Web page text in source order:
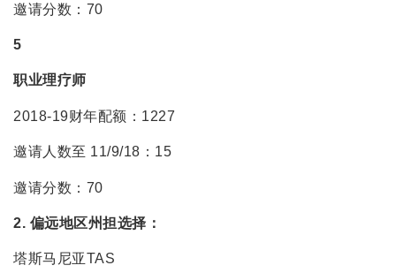
邀请分数：70
5
职业理疗师
2018-19财年配额：1227
邀请人数至 11/9/18：15
邀请分数：70
2. 偏远地区州担选择：
塔斯马尼亚TAS